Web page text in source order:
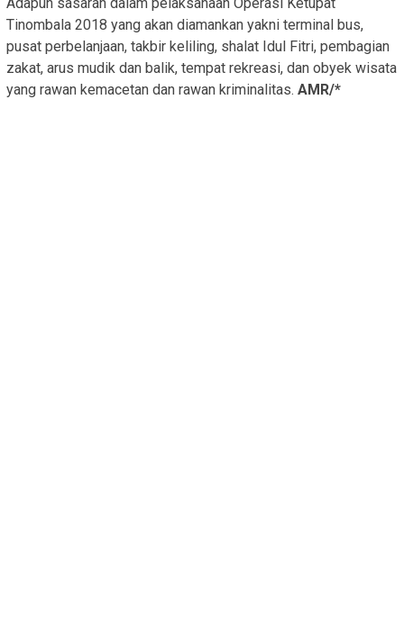
Tinombala 2018 yang akan diamankan yakni terminal bus,
pusat perbelanjaan, takbir keliling, shalat Idul Fitri, pembagian
zakat, arus mudik dan balik, tempat rekreasi, dan obyek wisata
yang rawan kemacetan dan rawan kriminalitas. AMR/*